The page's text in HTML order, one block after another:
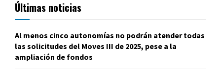
Últimas noticias
Al menos cinco autonomías no podrán atender todas
las solicitudes del Moves III de 2025, pese a la
ampliación de fondos